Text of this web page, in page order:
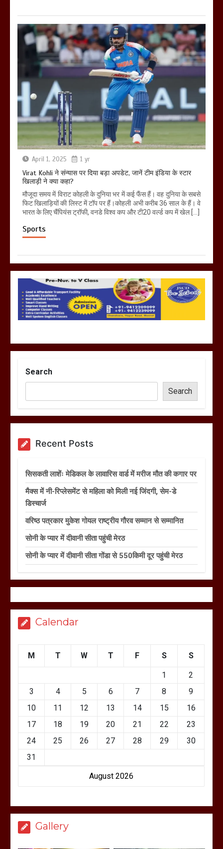
April 1, 2025 1 yr
Virat Kohli ने संन्यास पर दिया बड़ा अपडेट, जानें टीम इंडिया के स्टार
खिलाड़ी ने क्या कहा?
मौजूदा समय में विराट कोहली के दुनिया भर में कई फैंस हैं। वह दुनिया के सबसे
फिट खिलाड़ियों की लिस्ट में टॉप पर हैं।कोहली अभी करीब 36 साल के हैं। वे
भारत के लिए चैंपियंस ट्रॉफी, वनडे विश्व कप और टी20 वर्ल्ड कप में खेल […]
Sports
Search
Search
Recent Posts
सिसकती लाशेंः मेडिकल के लावारिस वार्ड में मरीज मौत की कगार पर
मैक्स में नी-रिप्लेसमेंट से महिला को मिली नई जिंदगी, सेम-डे
डिस्चार्ज
वरिष्ठ पत्रकार मुकेश गोयल राष्ट्रीय गौरव सम्मान से सम्मानित
सोनी के प्यार में दीवानी सीता पहुंची मेरठ
सोनी के प्यार में दीवानी सीता गोंडा से 550किमी दूर पहुंची मेरठ
Calendar
August 2026
M T W T F S S
1
2
3
4 5 6 7 8
9
10
11 12 13 14 15
16
17
18 19 20 21 22
23
24
25 26 27 28 29
30
31
Gallery